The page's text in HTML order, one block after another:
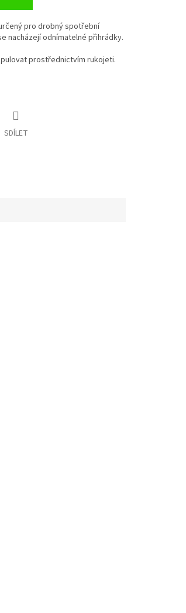
pro drobný spotřební
nacházejí odnímatelné přihrádky.
prostřednictvím rukojeti.
SDÍLET